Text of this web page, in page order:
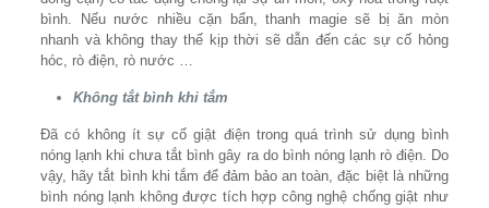
bình. Nếu nước nhiều cặn bẩn, thanh magie sẽ bị ăn mòn
nhanh và không thay thế kịp thời sẽ dẫn đến các sự cố hỏng
hóc, rò điện, rò nước …
Không tắt bình khi tắm
Đã có không ít sự cố giật điện trong quá trình sử dụng bình
nóng lạnh khi chưa tắt bình gây ra do bình nóng lạnh rò điện. Do
vậy, hãy tắt bình khi tắm để đảm bảo an toàn, đặc biệt là những
bình nóng lạnh không được tích hợp công nghệ chống giật như